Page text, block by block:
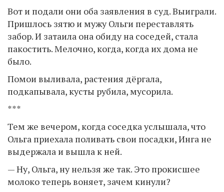
Вот и подали они оба заявления в суд. Выиграли.
Пришлось зятю и мужу Ольги переставлять
забор. И затаила она обиду на соседей, стала
пакостить. Мелочно, когда, когда их дома не
было.
Помои выливала, растения дёргала,
подкапывала, кусты рубила, мусорила.
***
Тем же вечером, когда соседка услышала, что
Ольга приехала поливать свои посадки, Инга не
выдержала и вышла к ней.
— Ну, Ольга, ну нельзя же так. Это прокисшее
молоко теперь воняет, зачем кинули?